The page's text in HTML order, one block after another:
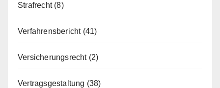
Strafrecht(8)
Verfahrensbericht(41)
Versicherungsrecht(2)
Vertragsgestaltung (38)